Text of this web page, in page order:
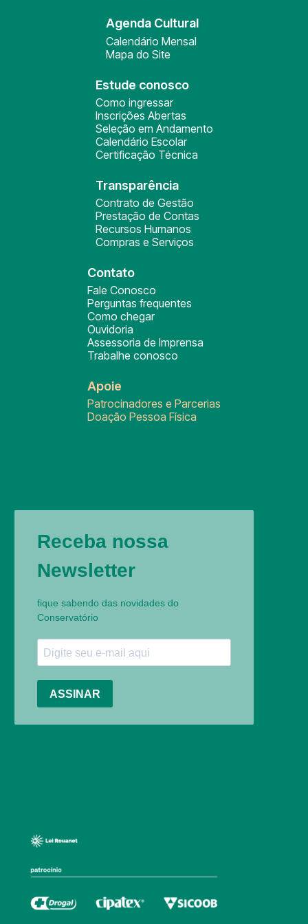
Agenda Cultural
Calendário Mensal
Mapa do Site
Estude conosco
Como ingressar
Inscrições Abertas
Seleção em Andamento
Calendário Escolar
Certificação Técnica
Transparência
Contrato de Gestão
Prestação de Contas
Recursos Humanos
Compras e Serviços
Contato
Fale Conosco
Perguntas frequentes
Como chegar
Ouvidoria
Assessoria de Imprensa
Trabalhe conosco
Apoie
Patrocinadores e Parcerias
Doação Pessoa Física